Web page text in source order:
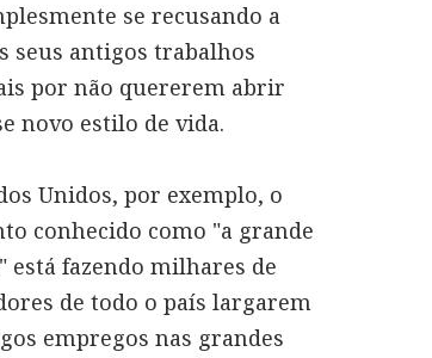
se recusando a
seus antigos trabalhos
por não quererem abrir
novo estilo de vida.
Unidos, por exemplo, o
conhecido como "a grande
está fazendo milhares de
de todo o país largarem
empregos nas grandes